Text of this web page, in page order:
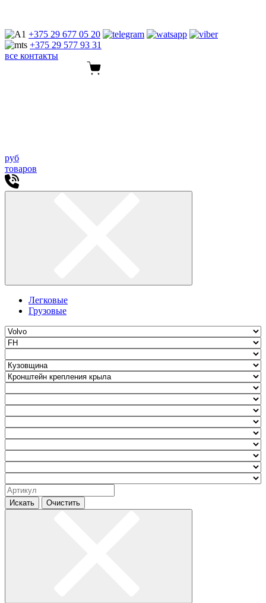
+375 29 677 05 20
+375 29 577 93 31
все контакты
руб
товаров
Легковые
Грузовые
Искать Очистить